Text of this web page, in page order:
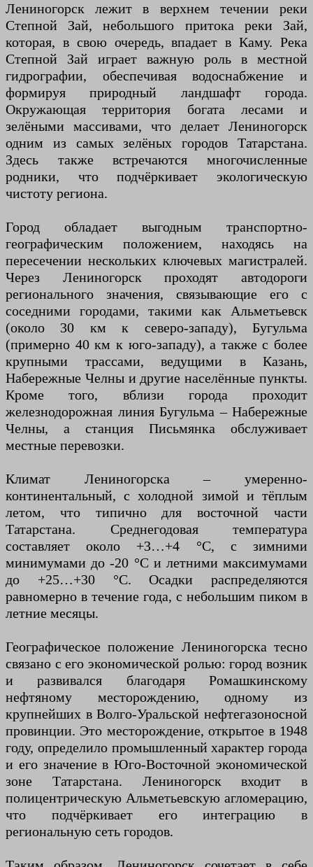
Лениногорск лежит в верхнем течении реки
Степной Зай, небольшого притока реки Зай,
которая, в свою очередь, впадает в Каму. Река
Степной Зай играет важную роль в местной
гидрографии, обеспечивая водоснабжение и
формируя природный ландшафт города.
Окружающая территория богата лесами и
зелёными массивами, что делает Лениногорск
одним из самых зелёных городов Татарстана.
Здесь также встречаются многочисленные
родники, что подчёркивает экологическую
чистоту региона.
Город обладает выгодным транспортно-
географическим положением, находясь на
пересечении нескольких ключевых магистралей.
Через Лениногорск проходят автодороги
регионального значения, связывающие его с
соседними городами, такими как Альметьевск
(около 30 км к северо-западу), Бугульма
(примерно 40 км к юго-западу), а также с более
крупными трассами, ведущими в Казань,
Набережные Челны и другие населённые пункты.
Кроме того, вблизи города проходит
железнодорожная линия Бугульма – Набережные
Челны, а станция Письмянка обслуживает
местные перевозки.
Климат Лениногорска – умеренно-
континентальный, с холодной зимой и тёплым
летом, что типично для восточной части
Татарстана. Среднегодовая температура
составляет около +3…+4 °C, с зимними
минимумами до -20 °C и летними максимумами
до +25…+30 °C. Осадки распределяются
равномерно в течение года, с небольшим пиком в
летние месяцы.
Географическое положение Лениногорска тесно
связано с его экономической ролью: город возник
и развивался благодаря Ромашкинскому
нефтяному месторождению, одному из
крупнейших в Волго-Уральской нефтегазоносной
провинции. Это месторождение, открытое в 1948
году, определило промышленный характер города
и его значение в Юго-Восточной экономической
зоне Татарстана. Лениногорск входит в
полицентрическую Альметьевскую агломерацию,
что подчёркивает его интеграцию в
региональную сеть городов.